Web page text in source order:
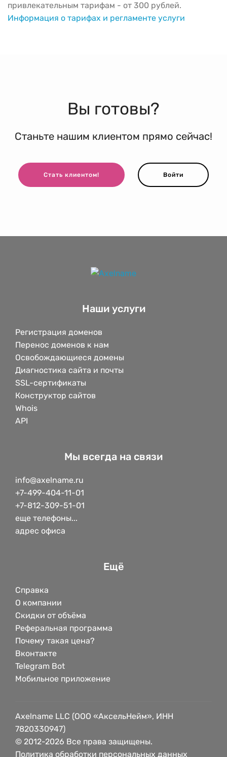
привлекательным тарифам - от 300 рублей.
Информация о тарифах и регламенте услуги
Вы готовы?
Станьте нашим клиентом прямо сейчас!
Стать клиентом! Войти
Наши услуги
Регистрация доменов
Перенос доменов к нам
Освобождающиеся домены
Диагностика сайта и почты
SSL-сертификаты
Конструктор сайтов
Whois
API
Мы всегда на связи
info@axelname.ru
+7-499-404-11-01
+7-812-309-51-01
еще телефоны...
адрес офиса
Ещё
Справка
О компании
Скидки от объёма
Реферальная программа
Почему такая цена?
Вконтакте
Telegram Bot
Мобильное приложение
Axelname LLC (ООО «АксельНейм», ИНН
7820330947)
© 2012-2026 Все права защищены.
Политика обработки персональных данных